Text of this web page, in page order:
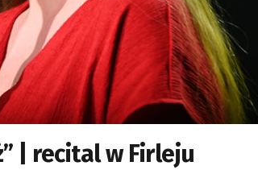
| recital w Firleju